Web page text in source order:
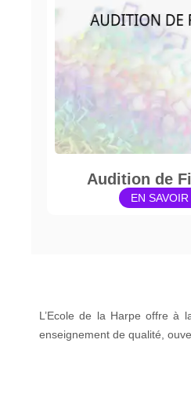
Audition de
EN
L’Ecole de la Harpe offre à
enseignement de qualité,